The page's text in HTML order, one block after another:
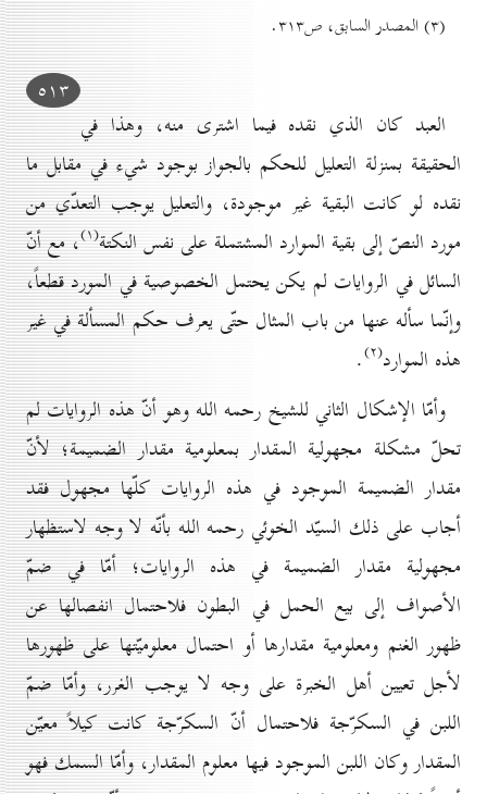
(۳) المصدر السابق، ص۳۱۳.
٥۱۳
العبد كان الذي نقده فيما اشترى منه، وهذا في
الحقيقة بمنزلة التعليل للحكم بالجواز بوجود شيء في مقابل ما
نقده لو كانت البقية غير موجودة، والتعليل يوجب التعدّي من
مورد النصّ إلى بقية الموارد المشتملة على نفس النكتة(۱) ، مع أنّ
السائل في الروايات لم يكن يحتمل الخصوصية في المورد قطعاً،
وإنّما سأله عنها من باب المثال حتّى يعرف حكم المسألة في غير
هذه الموارد(۲) .
وأمّا الإشكال الثاني للشيخ رحمه الله وهو أنّ هذه الروايات لم
تحلّ مشكلة مجهولية المقدار بمعلومية مقدار الضميمة؛ لأنّ
مقدار الضميمة الموجود في هذه الروايات كلّها مجهول فقد
أجاب على ذلك السيّد الخوئي رحمه الله بأنّه لا وجه لاستظهار
مجهولية مقدار الضميمة في هذه الروايات؛ أمّا في ضمّ
الأصواف إلى بيع الحمل في البطون فلاحتمال انفصالها عن
ظهور الغنم ومعلومية مقدارها أو احتمال معلوميّتها على ظهورها
لأجل تعيين أهل الخبرة على وجه لا يوجب الغرر، وأمّا ضمّ
اللبن في السكرّجة فلاحتمال أنّ السكرّجة كانت كيلاً معيّن
المقدار وكان اللبن الموجود فيها معلوم المقدار، وأمّا السمك فهو